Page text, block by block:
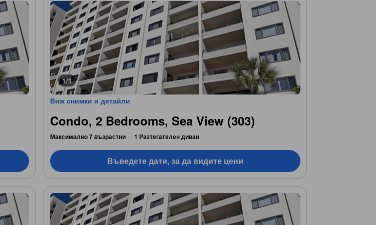
1/1
Виж снимки и детайли
Condo, 2 Bedrooms, Sea View (303)
Максимално 7 възрастни 1 Разтегателен диван
Въведете дати, за да видите цени